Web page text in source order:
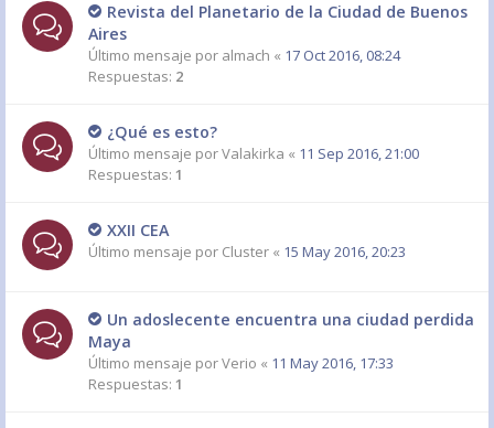
Revista del Planetario de la Ciudad de Buenos
Aires
Último mensaje por almach « 17 Oct 2016, 08:24
Respuestas: 2
¿Qué es esto?
Último mensaje porValakirka « 11 Sep 2016, 21:00
Respuestas: 1
XXII CEA
Último mensaje por Cluster « 15 May 2016, 20:23
Un adoslecente encuentra una ciudad perdida
Maya
Último mensaje porVerio « 11 May 2016, 17:33
Respuestas: 1